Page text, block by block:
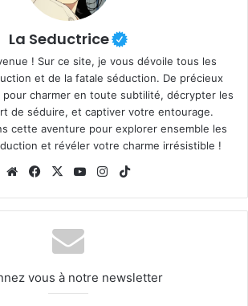
La Seductrice
! Sur ce site, je vous dévoile tous les
et de la fatale séduction. De précieux
charmer en toute subtilité, décrypter les
de séduire, et captiver votre entourage.
cette aventure pour explorer ensemble les
et révéler votre charme irrésistible !
WebsiteFacebook
X YouTubeInstagram
vous à notre newsletter